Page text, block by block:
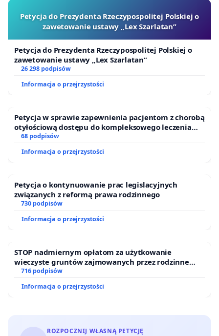
Petycja do Prezydenta Rzeczypospolitej Polskiej o
zawetowanie ustawy „Lex Szarlatan”
Petycja do Prezydenta Rzeczypospolitej Polskiej o
zawetowanie ustawy „Lex Szarlatan”
26 298 podpisów
Informacja o przejrzystości
Petycja w sprawie zapewnienia pacjentom z chorobą
otyłościową dostępu do kompleksowego leczenia
oraz programów profilaktycznych.
68 podpisów
Informacja o przejrzystości
Petycja o kontynuowanie prac legislacyjnych
związanych z reformą prawa rodzinnego
730 podpisów
Informacja o przejrzystości
STOP nadmiernym opłatom za użytkowanie
wieczyste gruntów zajmowanych przez rodzinne
ogrody działkowe.
716 podpisów
Informacja o przejrzystości
ROZPOCZNIJ WŁASNĄ PETYCJĘ